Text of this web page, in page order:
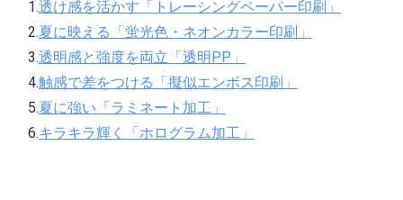
1.透け感を活かす「トレーシングペーパー印刷」
2.夏に映える「蛍光色・ネオンカラー印刷」
3.透明感と強度を両立「透明PP」
4.触感で差をつける「擬似エンボス印刷」
5.夏に強い「ラミネート加工」
6.キラキラ輝く「ホログラム加工」